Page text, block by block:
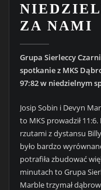
ZA NAMI
Grupa Sierleccy
spotkanie z MKS
97:82 w niedzielnym
Josip Sobin i Devyn
to MKS prowadził
rzutami z dystansu
było bardzo
potrafiła zbudować
minutach to Grupa
Marble trzymał